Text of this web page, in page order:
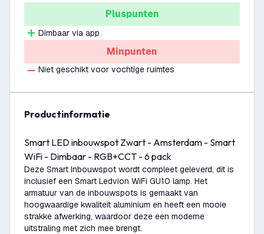
Pluspunten
Dimbaar via app
Minpunten
Niet geschikt voor vochtige ruimtes
productinformatie
Smart LED inbouwspot Zwart - Amsterdam - Smart
WiFi - Dimbaar - RGB+CCT - 6 pack
Deze Smart Inbouwspot wordt compleet geleverd, dit is
inclusief een Smart Ledvion WiFi GU10 lamp. Het
armatuur van de inbouwspots is gemaakt van
hoogwaardige kwaliteit aluminium en heeft een mooie
strakke afwerking, waardoor deze een moderne
uitstraling met zich mee brengt.